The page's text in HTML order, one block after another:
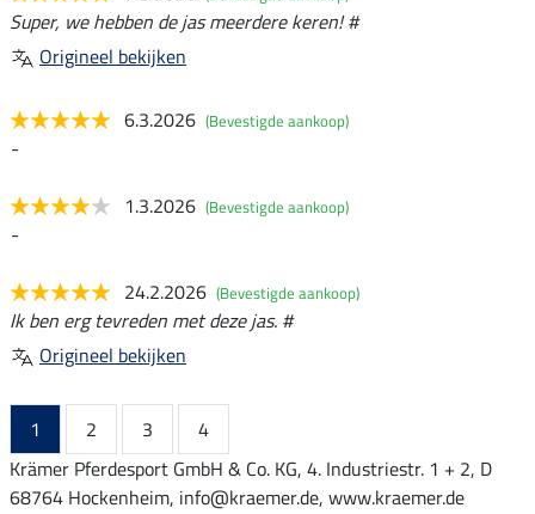
Super, we hebben de jas meerdere keren! #
Origineel bekijken
6.3.2026 (Bevestigde aankoop)
-
1.3.2026 (Bevestigde aankoop)
-
24.2.2026 (Bevestigde aankoop)
Ik ben erg tevreden met deze jas. #
Origineel bekijken
1 2 3
4
Krämer Pferdesport GmbH & Co. KG, 4. Industriestr. 1 + 2, D
68764 Hockenheim, info@kraemer.de, www.kraemer.de